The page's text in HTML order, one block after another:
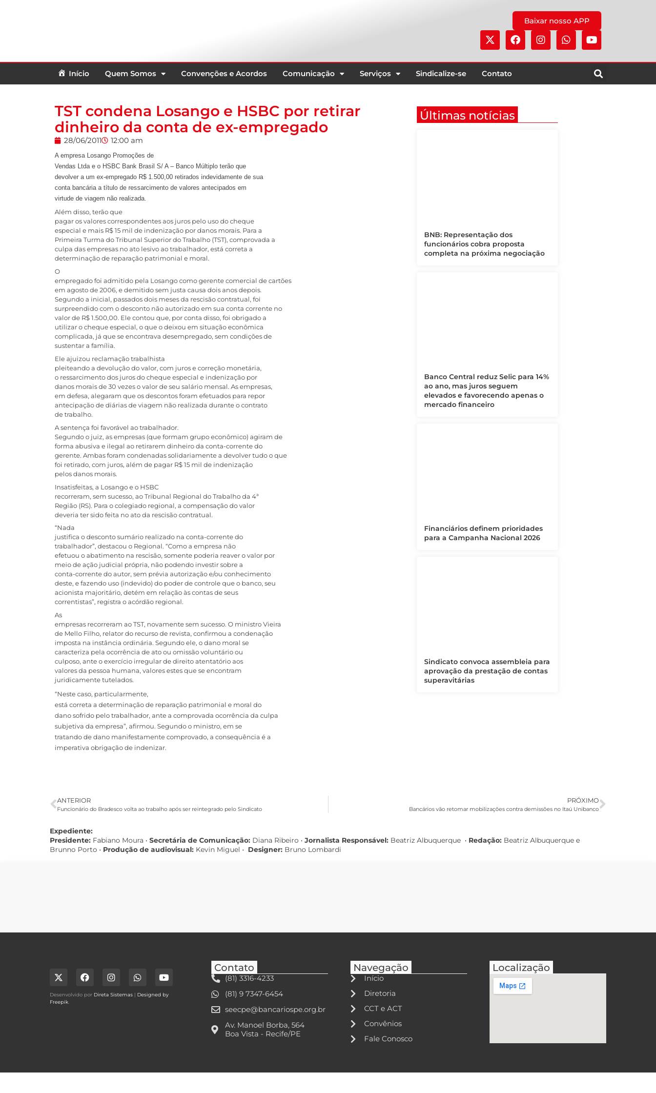
Baixar nosso APP
Início Quem Somos Convenções e Acordos Comunicação Serviços Sindicalize-se Contato
TST condena Losango e HSBC por retirar
dinheiro da conta de ex-empregado
28/06/2011 12:00 am
A empresa Losango Promoções de
Vendas Ltda e o HSBC Bank Brasil S/ A – Banco Múltiplo terão que
devolver a um ex-empregado R$ 1.500,00 retirados indevidamente de sua
conta bancária a título de ressarcimento de valores antecipados em
virtude de viagem não realizada.
Além disso, terão que
pagar os valores correspondentes aos juros pelo uso do cheque
especial e mais R$ 15 mil de indenização por danos morais. Para a
Primeira Turma do Tribunal Superior do Trabalho (TST), comprovada a
culpa das empresas no ato lesivo ao trabalhador, está correta a
determinação de reparação patrimonial e moral.
O
empregado foi admitido pela Losango como gerente comercial de cartões
em agosto de 2006, e demitido sem justa causa dois anos depois.
Segundo a inicial, passados dois meses da rescisão contratual, foi
surpreendido com o desconto não autorizado em sua conta corrente no
valor de R$ 1.500,00. Ele contou que, por conta disso, foi obrigado a
utilizar o cheque especial, o que o deixou em situação econômica
complicada, já que se encontrava desempregado, sem condições de
sustentar a família.
Ele ajuizou reclamação trabalhista
pleiteando a devolução do valor, com juros e correção monetária,
o ressarcimento dos juros do cheque especial e indenização por
danos morais de 30 vezes o valor de seu salário mensal. As empresas,
em defesa, alegaram que os descontos foram efetuados para repor
antecipação de diárias de viagem não realizada durante o contrato
de trabalho.
A sentença foi favorável ao trabalhador.
Segundo o juiz, as empresas (que formam grupo econômico) agiram de
forma abusiva e ilegal ao retirarem dinheiro da conta-corrente do
gerente. Ambas foram condenadas solidariamente a devolver tudo o que
foi retirado, com juros, além de pagar R$ 15 mil de indenização
pelos danos morais.
Insatisfeitas, a Losango e o HSBC
recorreram, sem sucesso, ao Tribunal Regional do Trabalho da 4ª
Região (RS). Para o colegiado regional, a compensação do valor
deveria ter sido feita no ato da rescisão contratual.
“Nada
justifica o desconto sumário realizado na conta-corrente do
trabalhador”, destacou o Regional. “Como a empresa não
efetuou o abatimento na rescisão, somente poderia reaver o valor por
meio de ação judicial própria, não podendo investir sobre a
conta-corrente do autor, sem prévia autorização e/ou conhecimento
deste, e fazendo uso (indevido) do poder de controle que o banco, seu
acionista majoritário, detém em relação às contas de seus
correntistas”, registra o acórdão regional.
As
empresas recorreram ao TST, novamente sem sucesso. O ministro Vieira
de Mello Filho, relator do recurso de revista, confirmou a condenação
imposta na instância ordinária. Segundo ele, o dano moral se
caracteriza pela ocorrência de ato ou omissão voluntário ou
culposo, ante o exercício irregular de direito atentatório aos
valores da pessoa humana, valores estes que se encontram
juridicamente tutelados.
“Neste caso, particularmente,
está correta a determinação de reparação patrimonial e moral do
dano sofrido pelo trabalhador, ante a comprovada ocorrência da culpa
subjetiva da empresa”, afirmou. Segundo o ministro, em se
tratando de dano manifestamente comprovado, a consequência é a
imperativa obrigação de indenizar.
Últimas notícias
BNB: Representação dos
funcionários cobra proposta
completa na próxima negociação
Banco Central reduz Selic para 14%
ao ano, mas juros seguem
elevados e favorecendo apenas o
mercado financeiro
Financiários definem prioridades
para a Campanha Nacional 2026
Sindicato convoca assembleia para
aprovação da prestação de contas
superavitárias
ANTERIOR
Funcionário do Bradesco volta ao trabalho após ser reintegrado pelo Sindicato
PRÓXIMO
Bancários vão retomar mobilizações contra demissões no Itaú Unibanco
Expediente:
Presidente: Fabiano Moura • Secretária de Comunicação: Diana Ribeiro • Jornalista Responsável: Beatriz Albuquerque • Redação: Beatriz Albuquerque e
Brunno Porto • Produção de audiovisual: Kevin Miguel • Designer: Bruno Lombardi
Desenvolvido por Direta Sistemas | Designed by
Freepik.
Contato
(81) 3316-4233
(81) 9 7347-6454
seecpe@bancariospe.org.br
Av. Manoel Borba, 564
Boa Vista - Recife/PE
Navegação
Início
Diretoria
CCT e ACT
Convênios
Fale Conosco
Localização